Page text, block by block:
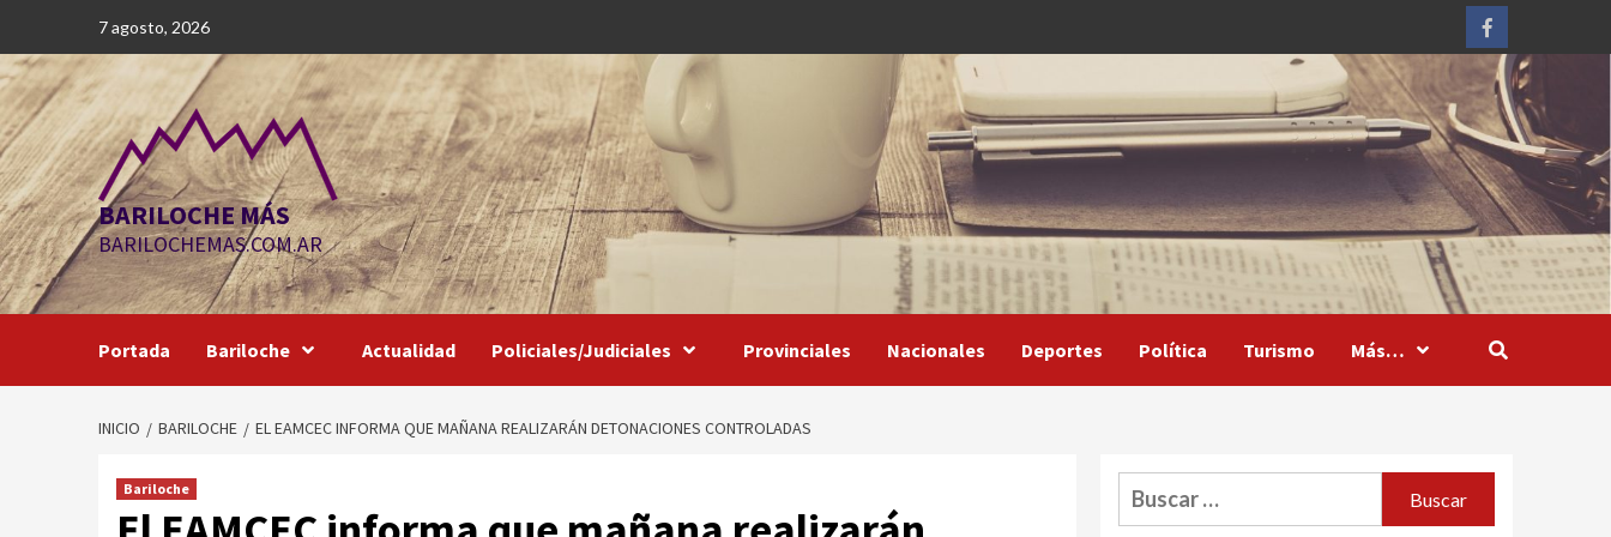
contenido
7 agosto, 2026
Facebook
BARILOCHE MÁS
BARILOCHEMAS.COM.AR
Portada Bariloche Actualidad Policiales/Judiciales Provinciales Nacionales Deportes Política Turismo Más…
INICIO BARILOCHE EL EAMCEC INFORMA QUE MAÑANA REALIZARÁN DETONACIONES CONTROLADAS
Bariloche Buscar: